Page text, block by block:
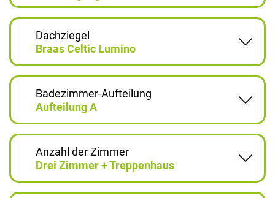
Dachziegel
Braas Celtic Lumino
Badezimmer-Aufteilung
Aufteilung A
Anzahl der Zimmer
Drei Zimmer + Treppenhaus